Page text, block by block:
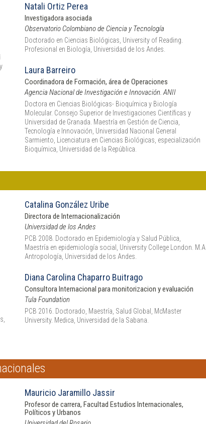
Natali Ortiz Perea
Investigadora asociada
Observatorio Colombiano de Ciencia y Tecnología
Doctorado en Ciencias Biológicas, University of Reading.
Profesional en Biología, Universidad de los Andes.
Laura Barreiro
Coordinadora de Formación, área de Operaciones
Agencia Nacional de Investigación e Innovación. ANII
Doctora en Ciencias Biológicas- Bioquímica y Biología
Molecular. Consejo Superior de Investigaciones Científicas y
Universidad de Granada. Maestría en Gestión de Ciencia,
Tecnología e Innovación, Universidad Nacional General
Sarmiento, Licenciatura en Ciencias Biológicas, especialización
Bioquímica, Universidad de la República.
Catalina González Uribe
Directora de Internacionalización
Universidad de los Andes
PCB 2008. Doctorado en Epidemiología y Salud Pública,
Maestría en epidemiología social, University College London. M.A
Antropología, Universidad de los Andes.
Diana Carolina Chaparro Buitrago
Consultora Internacional para monitorizacion y evaluación
Tula Foundation
PCB 2016. Doctorado, Maestría, Salud Global, McMaster
University. Medica, Universidad de la Sabana.
Mauricio Jaramillo Jassir
Profesor de carrera, Facultad Estudios Internacionales,
Políticos y Urbanos